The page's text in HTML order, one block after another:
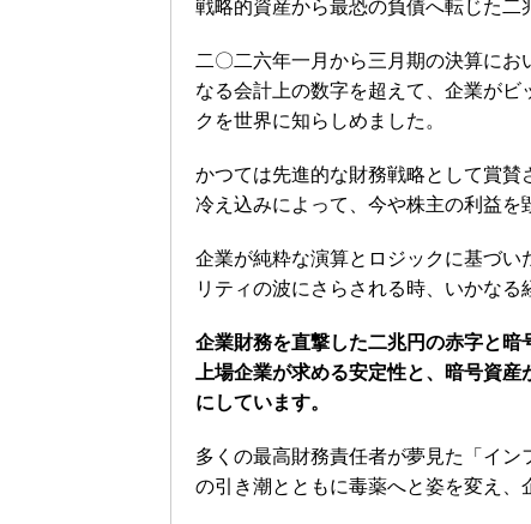
戦略的資産から最恐の負債へ転じた
二〇二六年一月から三月期の決算に
なる会計上の数字を超えて、企業が
クを世界に知らしめました。
かつては先進的な財務戦略として賞
冷え込みによって、今や株主の利益を
企業が純粋な演算とロジックに基づい
リティの波にさらされる時、いかなる
企業財務を直撃した二兆円の赤字と
上場企業が求める安定性と、暗号資
にしています。
多くの最高財務責任者が夢見た「イ
の引き潮とともに毒薬へと姿を変え、